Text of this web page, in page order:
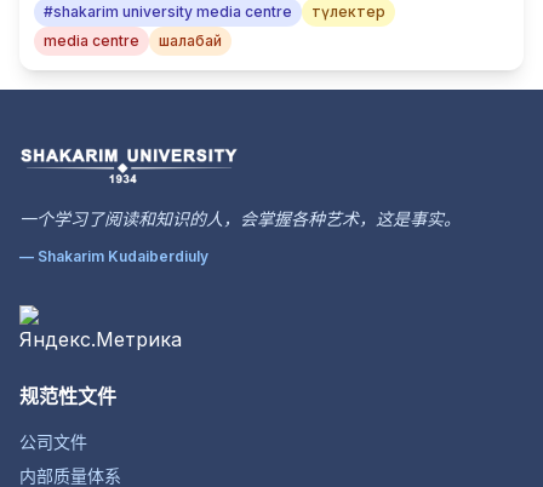
#shakarim university media centre
түлектер
media centre
шалабай
一个学习了阅读和知识的人，会掌握各种艺术，这是事实。
— Shakarim Kudaiberdiuly
规范性文件
公司文件
内部质量体系